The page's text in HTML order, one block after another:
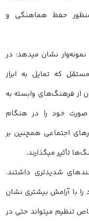
حفظ هماهنگی و
نمونه‌وار نشان میدهد: در
که تمایل به ابراز
از فرهنگ‌های وابسته به
صورت خود را در هنگام
اجتماعی همچنین بر
تأثیر میگذارند.
شدیدتری داشتند،
را با آرامش بیشتری نشان
تنظیم میتواند حتی در